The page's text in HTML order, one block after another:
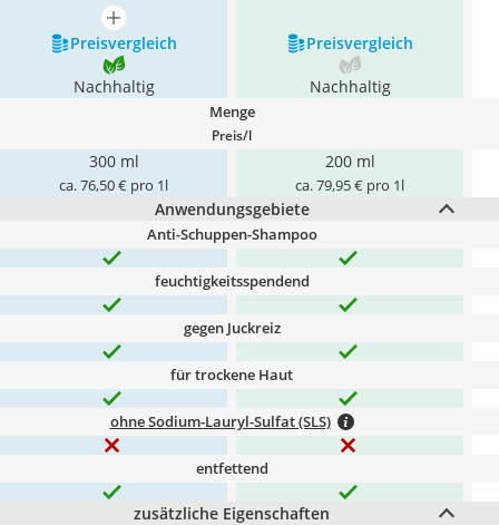
mehr anzeigen
Preis­vergleich
Preis­vergleich
Nachhaltig Nachhaltig
Menge
Preis/l
300 ml
ca. 76,50 € pro 1l
200 ml
ca. 79,95 € pro 1l
Anwendungsgebiete
Anti-Schuppen-Shampoo
feuchtigkeitsspendend
gegen Juckreiz
für trockene Haut
ohne Sodium-Lauryl-Sulfat (SLS)
entfettend
zusätzliche Eigenschaften